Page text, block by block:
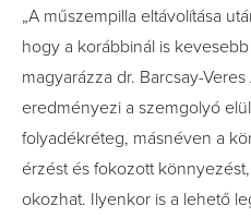
„A műszempilla eltávolítása
hogy a korábbinál is
magyarázza dr. Barcsay-
eredményezi a szemgolyó
folyadékréteg, másnéven a
érzést és fokozott
okozhat. Ilyenkor is a lehető